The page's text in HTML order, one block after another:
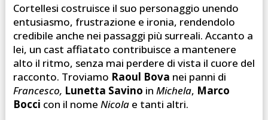
Cortellesi costruisce il suo personaggio unendo
entusiasmo, frustrazione e ironia, rendendolo
credibile anche nei passaggi più surreali. Accanto a
lei, un cast affiatato contribuisce a mantenere
alto il ritmo, senza mai perdere di vista il cuore del
racconto. Troviamo Raoul Bova nei panni di
Francesco, Lunetta Savino in Michela, Marco
Bocci con il nome Nicolae tanti altri.